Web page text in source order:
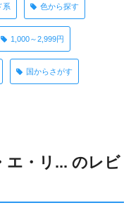
系 色から探す
1,000～2,999円
国からさがす
エ・リ... のレビ